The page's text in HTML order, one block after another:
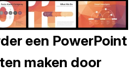
een PowerPoint
maken door